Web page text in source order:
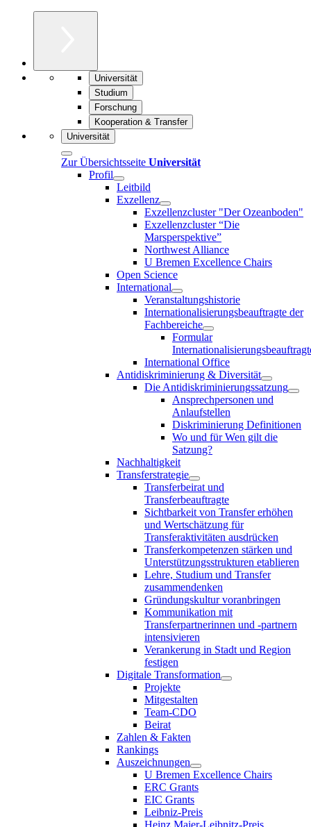
Universität
Studium
Forschung
Kooperation & Transfer
Universität
Zur Übersichtsseite Universität
Profil
Leitbild
Exzellenz
Exzellenzcluster "Der Ozeanboden"
Exzellenzcluster “Die
Marsperspektive”
Northwest Alliance
U Bremen Excellence Chairs
Open Science
International
Veranstaltungshistorie
Internationalisierungsbeauftragte der
Fachbereiche
Formular
International Office
Antidiskriminierung & Diversität
Die Antidiskriminierungssatzung
Ansprechpersonen und
Anlaufstellen
Diskriminierung Definitionen
Wo und für Wen gilt die
Satzung?
Nachhaltigkeit
Transferstrategie
Transferbeirat und
Transferbeauftragte
Sichtbarkeit von Transfer erhöhen
und Wertschätzung für
Transferaktivitäten ausdrücken
Transferkompetenzen stärken und
Unterstützungsstrukturen etablieren
Lehre, Studium und Transfer
zusammendenken
Gründungskultur voranbringen
Kommunikation mit
Transferpartnerinnen und -partnern
intensivieren
Verankerung in Stadt und Region
festigen
Digitale Transformation
Projekte
Mitgestalten
Team-CDO
Beirat
Zahlen & Fakten
Rankings
Auszeichnungen
U Bremen Excellence Chairs
ERC Grants
EIC Grants
Leibniz-Preis
Heinz Maier-Leibnitz-Preis